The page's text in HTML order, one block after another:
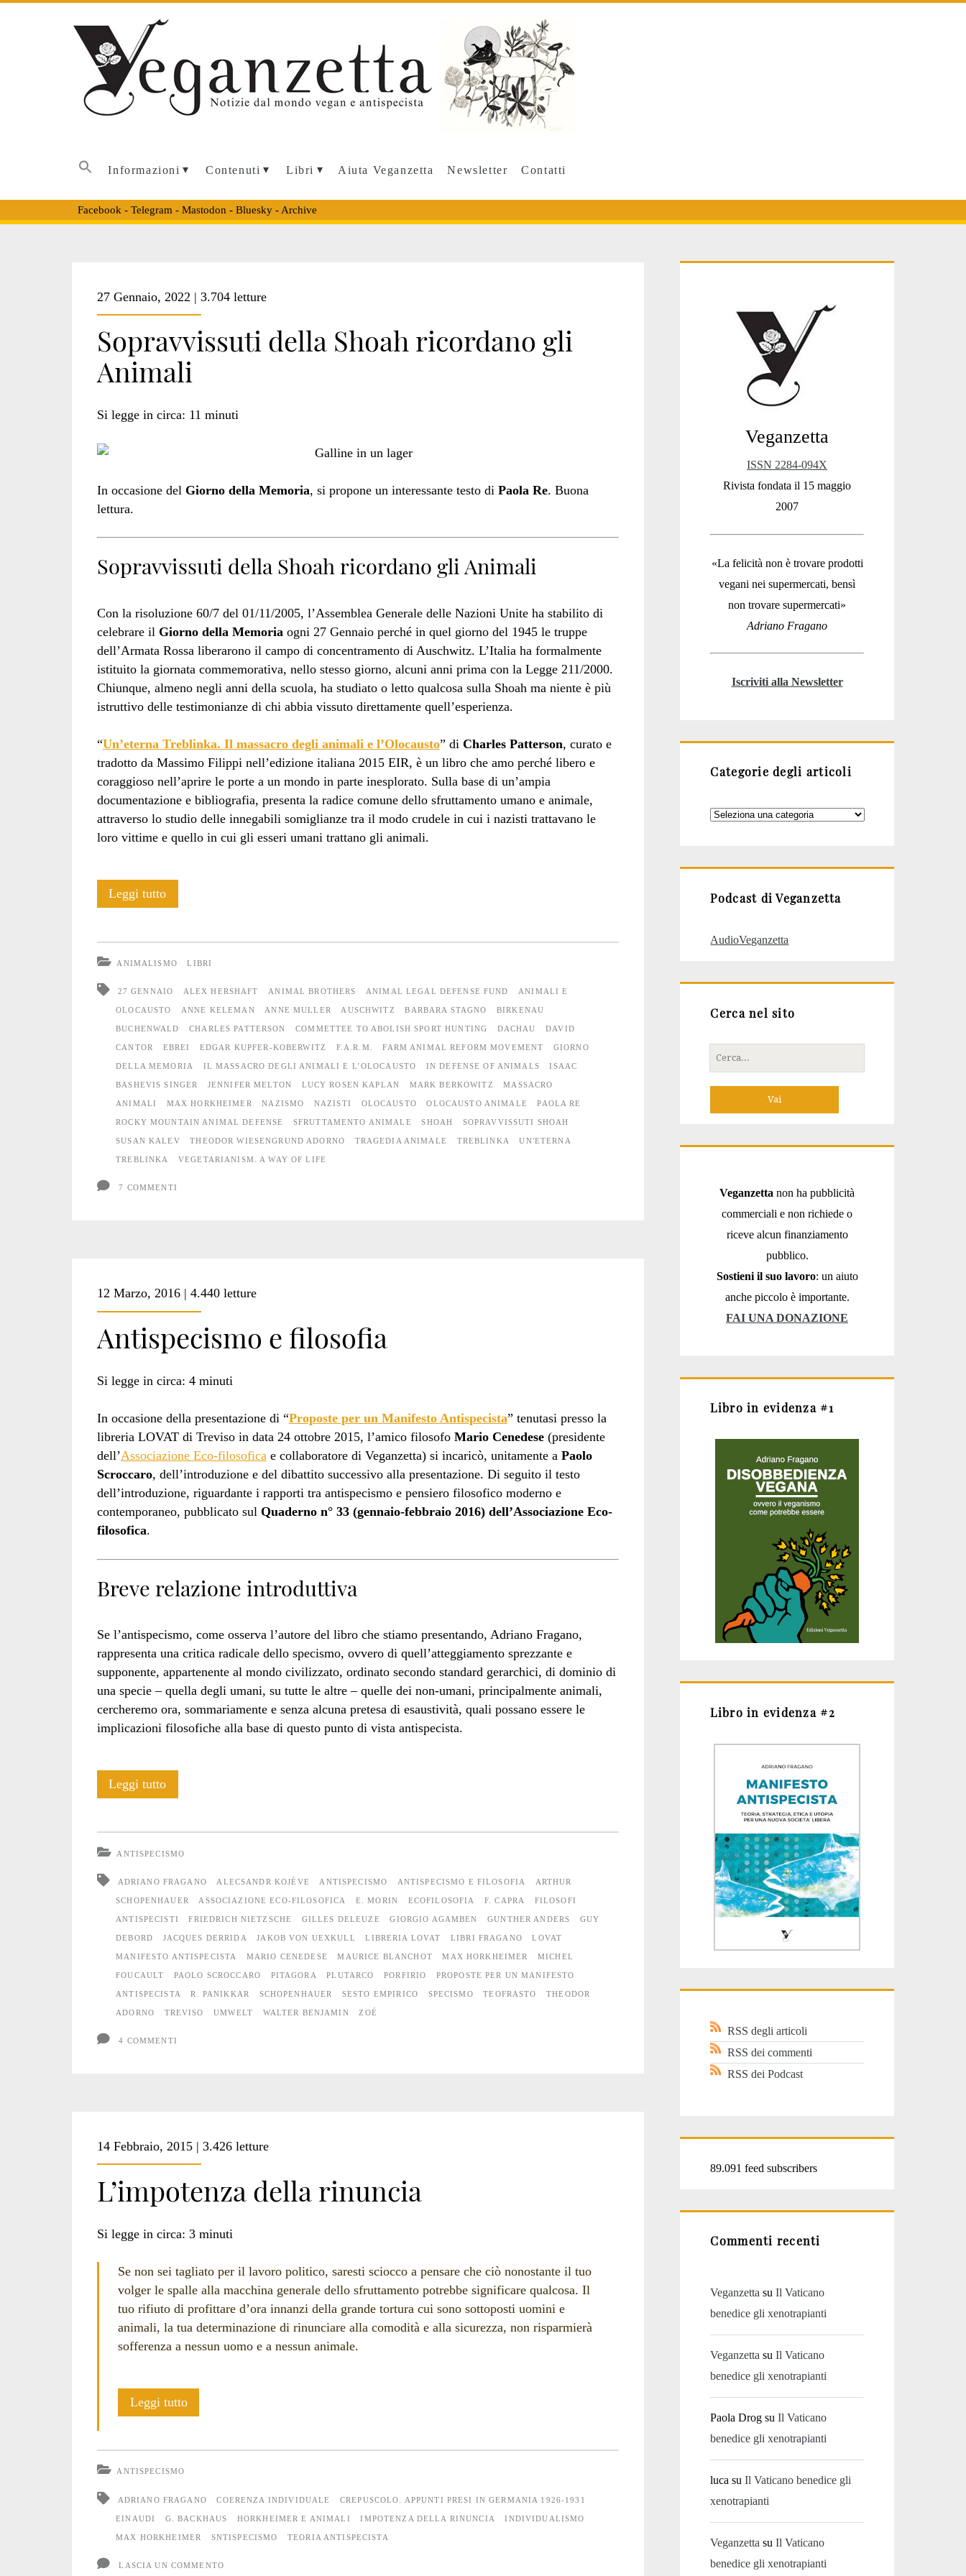
Informazioni Contenuti Libri Aiuta Veganzetta Newsletter Contatti
Facebook - Telegram - Mastodon - Bluesky- Archive
<span>Max
Horkheimer</span>
27 Gennaio, 2022 | 3.704 letture
Sopravvissuti della Shoah ricordano gli
Animali
Si legge in circa: 11 minuti
In occasione del Giorno della Memoria, si propone un interessante testo di Paola Re. Buona
lettura.
Sopravvissuti della Shoah ricordano gli Animali
Con la risoluzione 60/7 del 01/11/2005, l’Assemblea Generale delle Nazioni Unite ha stabilito di
celebrare il Giorno della Memoria ogni 27 Gennaio perché in quel giorno del 1945 le truppe
dell’Armata Rossa liberarono il campo di concentramento di Auschwitz. L’Italia ha formalmente
istituito la giornata commemorativa, nello stesso giorno, alcuni anni prima con la Legge 211/2000.
Chiunque, almeno negli anni della scuola, ha studiato o letto qualcosa sulla Shoah ma niente è più
istruttivo delle testimonianze di chi abbia vissuto direttamente quell’esperienza.
“Un’eterna Treblinka. Il massacro degli animali e l’Olocausto” di Charles Patterson, curato e
tradotto da Massimo Filippi nell’edizione italiana 2015 EIR, è un libro che amo perché libero e
coraggioso nell’aprire le porte a un mondo in parte inesplorato. Sulla base di un’ampia
documentazione e bibliografia, presenta la radice comune dello sfruttamento umano e animale,
attraverso lo studio delle innegabili somiglianze tra il modo crudele in cui i nazisti trattavano le
loro vittime e quello in cui gli esseri umani trattano gli animali.
Leggi tuttoSopravvissuti
gli
Animali
ANIMALISMO LIBRI
27 GENNAIO ALEX HERSHAFT ANIMAL BROTHERS ANIMAL LEGAL DEFENSE FUND ANIMALI E
OLOCAUSTO ANNE KELEMAN ANNE MULLER AUSCHWITZ BARBARA STAGNO BIRKENAU
BUCHENWALD CHARLES PATTERSON COMMETTEE TO ABOLISH SPORT HUNTING DACHAU DAVID
CANTOR EBREI EDGAR KUPFER-KOBERWITZ F.A.R.M. FARM ANIMAL REFORM MOVEMENT GIORNO
DELLA MEMORIA IL MASSACRO DEGLI ANIMALI E L’OLOCAUSTO IN DEFENSE OF ANIMALS ISAAC
BASHEVIS SINGER JENNIFER MELTON LUCY ROSEN KAPLAN MARK BERKOWITZ MASSACRO
ANIMALI MAX HORKHEIMER NAZISMO NAZISTI OLOCAUSTO OLOCAUSTO ANIMALE PAOLA RE
ROCKY MOUNTAIN ANIMAL DEFENSE SFRUTTAMENTO ANIMALE SHOAH SOPRAVVISSUTI SHOAH
SUSAN KALEV THEODOR WIESENGRUND ADORNO TRAGEDIA ANIMALE TREBLINKA UN'ETERNA
TREBLINKA VEGETARIANISM. A WAY OF LIFE
7 COMMENTI
12 Marzo, 2016 | 4.440 letture
Antispecismo e filosofia
Si legge in circa: 4 minuti
In occasione della presentazione di “Proposte per un Manifesto Antispecista” tenutasi presso la
libreria LOVAT di Treviso in data 24 ottobre 2015, l’amico filosofo Mario Cenedese(presidente
dell’Associazione Eco-filosoficae collaboratore di Veganzetta) si incaricò, unitamente a Paolo
Scroccaro, dell’introduzione e del dibattito successivo alla presentazione. Di seguito il testo
dell’introduzione, riguardante i rapporti tra antispecismo e pensiero filosofico moderno e
contemporaneo, pubblicato sul Quaderno n° 33 (gennaio-febbraio 2016) dell’Associazione Eco-
filosofica.
Breve relazione introduttiva
Se l’antispecismo, come osserva l’autore del libro che stiamo presentando, Adriano Fragano,
rappresenta una critica radicale dello specismo, ovvero di quell’atteggiamento sprezzante e
supponente, appartenente al mondo civilizzato, ordinato secondo standard gerarchici, di dominio di
una specie – quella degli umani, su tutte le altre – quelle dei non-umani, principalmente animali,
cercheremo ora, sommariamente e senza alcuna pretesa di esaustività, quali possano essere le
implicazioni filosofiche alla base di questo punto di vista antispecista.
Leggi tuttoAntispecismo
ANTISPECISMO
ADRIANO FRAGANO ALECSANDR KOJÈVE ANTISPECISMO ANTISPECISMO E FILOSOFIA ARTHUR
SCHOPENHAUER ASSOCIAZIONE ECO-FILOSOFICA E. MORIN ECOFILOSOFIA F. CAPRA FILOSOFI
ANTISPECISTI FRIEDRICH NIETZSCHE GILLES DELEUZE GIORGIO AGAMBEN GUNTHER ANDERS GUY
DEBORD JACQUES DERRIDA JAKOB VON UEXKULL LIBRERIA LOVAT LIBRI FRAGANO LOVAT
MANIFESTO ANTISPECISTA MARIO CENEDESE MAURICE BLANCHOT MAX HORKHEIMER MICHEL
FOUCAULT PAOLO SCROCCARO PITAGORA PLUTARCO PORFIRIO PROPOSTE PER UN MANIFESTO
ANTISPECISTA R. PANIKKAR SCHOPENHAUER SESTO EMPIRICO SPECISMO TEOFRASTO THEODOR
ADORNO TREVISO UMWELT WALTER BENJAMIN ZOÉ
4 COMMENTI
14 Febbraio, 2015 | 3.426 letture
L’impotenza della rinuncia
Si legge in circa: 3 minuti
Se non sei tagliato per il lavoro politico, saresti sciocco a pensare che ciò nonostante il tuo
volger le spalle alla macchina generale dello sfruttamento potrebbe significare qualcosa. Il
tuo rifiuto di profittare d’ora innanzi della grande tortura cui sono sottoposti uomini e
animali, la tua determinazione di rinunciare alla comodità e alla sicurezza, non risparmierà
sofferenza a nessun uomo e a nessun animale.
Leggi tuttoL’impotenza
ANTISPECISMO
ADRIANO FRAGANO COERENZA INDIVIDUALE CREPUSCOLO. APPUNTI PRESI IN GERMANIA 1926-1931
EINAUDI G. BACKHAUS HORKHEIMER E ANIMALI IMPOTENZA DELLA RINUNCIA INDIVIDUALISMO
MAX HORKHEIMER SNTISPECISMO TEORIA ANTISPECISTA
LASCIA UN COMMENTO
Sidebar
Veganzetta
ISSN 2284-094X
Rivista fondata il 15 maggio
2007
«La felicità non è trovare prodotti
vegani nei supermercati, bensì
non trovare supermercati»
Adriano Fragano
Iscriviti alla Newsletter
Categorie degli articoli
Categorie
Podcast di Veganzetta
AudioVeganzetta
Cerca nel sito
Cerca
per:
Veganzetta non ha pubblicità
commerciali e non richiede o
riceve alcun finanziamento
pubblico.
Sostieni il suo lavoro: un aiuto
anche piccolo è importante.
FAI UNA DONAZIONE
Libro in evidenza #1
Libro in evidenza #2
RSS degli articoli
RSS dei commenti
RSS dei Podcast
89.091 feed subscribers
Commenti recenti
Veganzetta suIl Vaticano
benedice gli xenotrapianti
Veganzetta suIl Vaticano
benedice gli xenotrapianti
Paola Drog suIl Vaticano
benedice gli xenotrapianti
luca suIl Vaticano benedice gli
xenotrapianti
Veganzetta suIl Vaticano
benedice gli xenotrapianti